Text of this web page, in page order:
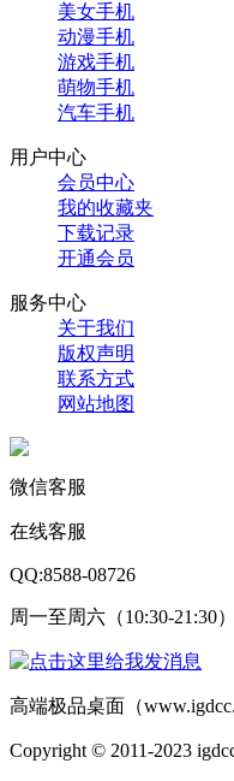
美女手机
动漫手机
游戏手机
萌物手机
汽车手机
用户中心
会员中心
我的收藏夹
下载记录
开通会员
服务中心
关于我们
版权声明
联系方式
网站地图
微信客服
在线客服
QQ:8588-08726
周一至周六（10:30-21:30）
高端极品桌面（
Copyright © 2011-2023